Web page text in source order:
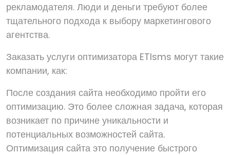
рекламодателя. Люди и деньги требуют более
тщательного подхода к выбору маркетингового
агентства.
Заказать услуги оптимизатора ETlsms могут такие
компании, как:
После создания сайта необходимо пройти его
оптимизацию. Это более сложная задача, которая
возникает по причине уникальности и
потенциальных возможностей сайта.
Оптимизация сайта это получение быстрого